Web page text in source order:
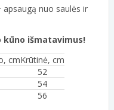
nuo saulės ir
išmatavimus!
cmKrūtinė, cm
52
54
56